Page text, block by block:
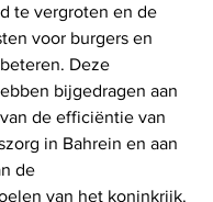
te vergroten en de
voor burgers en
Deze
bijgedragen aan
de efficiëntie van
in Bahrein en aan
de
van het koninkrijk.